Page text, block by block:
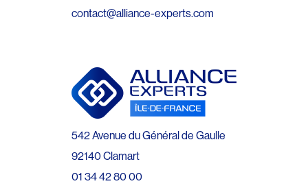
contact@alliance-experts.com
542 Avenue du Général de Gaulle
92140 Clamart
01 34 42 80 00